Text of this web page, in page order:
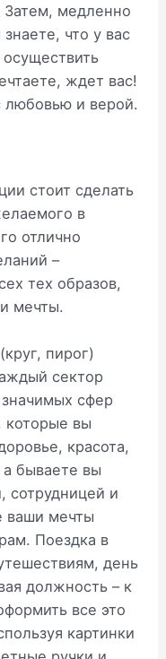
Затем, медленно
что у вас
ждет вас!
любовью и верой.
стоит сделать
в
отлично
–
тех образов,
мечты.
пирог)
сектор
сфер
которые вы
красота,
бываете вы
сотрудницей и
ваши мечты
Поездка в
день
должность – к
все это
картинки